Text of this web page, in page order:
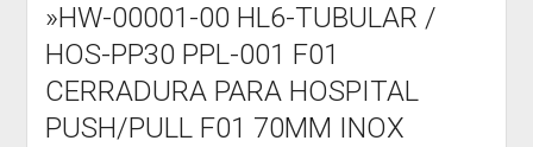
»HW-00001-00 HL6-TUBULAR /
HOS-PP30 PPL-001 F01
CERRADURA PARA HOSPITAL
PUSH/PULL F01 70MM INOX